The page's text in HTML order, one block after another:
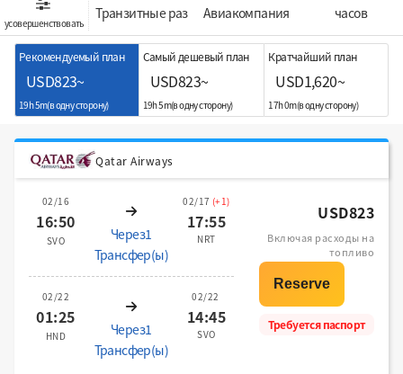
усовершенствовать
Транзитные раз Aвиакомпания часов
Рекомендуемый план
USD823~
19h 5m(в одну сторону)
Самый дешевый план
USD823~
19h 5m(в одну сторону)
Кратчайший план
USD1,620~
17h 0m(в одну сторону)
Qatar Airways
02/16
16:50
SVO
Через1
Трансфер(ы)
02/17 (+1)
17:55
NRT
02/22
01:25
HND
Через1
Трансфер(ы)
02/22
14:45
SVO
USD823
Включая расходы на
топливо
Требуется паспорт